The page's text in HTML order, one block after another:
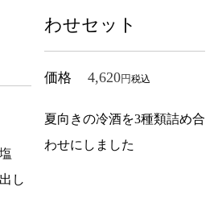
し
わせセット
価格 4,620 税込
夏向きの冷酒を3種類詰め合
わせにしました